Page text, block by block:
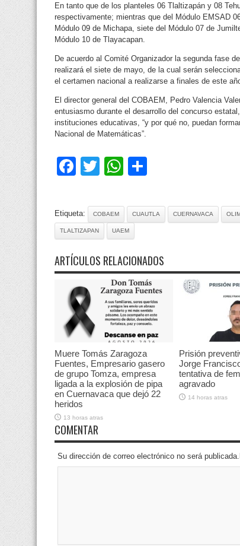
En tanto que de los planteles 06 Tlaltizapán y 08
respectivamente; mientras que del Módulo EMSAD
Módulo 09 de Michapa, siete del Módulo 07 de
Módulo 10 de Tlayacapan.
De acuerdo al Comité Organizador la segunda fase
realizará el siete de mayo, de la cual serán
el certamen nacional a realizarse a finales de este
El director general del COBAEM, Pedro Valencia
entusiasmo durante el desarrollo del concurso
instituciones educativas, “y por qué no, puedan
Nacional de Matemáticas”.
Facebook
TwitterWhatsApp
Etiqueta: COBAEM CUAUTLA CUERNAVACA
TLALTIZAPAN UAEM
ARTÍCULOS RELACIONADOS
Muere Tomás Zaragoza
Fuentes, Empresario gasero
de grupo Tomza, empresa
ligada a la explosión de pipa
en Cuernavaca que dejó 22
heridos
13 horas atras
Prisión
Jorge
tentativa de
agravado
14 horas atras
COMENTAR
Su dirección de correo electrónico no será